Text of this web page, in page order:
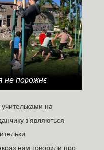
не порожнє
учительками на
з’являються
нам говорили про